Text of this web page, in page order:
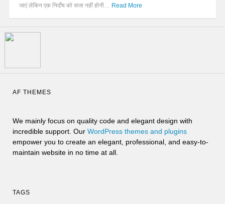
जाएं लेकिन एक निर्दोष को सजा नहीं होनी… Read More
AF THEMES
We mainly focus on quality code and elegant design with
incredible support. Our WordPress themes and plugins
empower you to create an elegant, professional, and easy-to-
maintain website in no time at all.
TAGS